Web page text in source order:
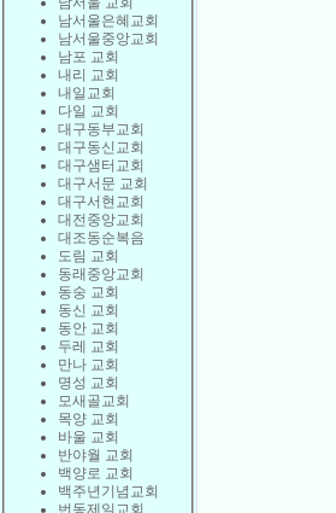
남서울은혜교회
남서울중앙교회
남포 교회
내리 교회
내일교회
다일 교회
대구동부교회
대구동신교회
대구샘터교회
대구서문 교회
대구서현교회
대전중앙교회
대조동순복음
도림 교회
동래중앙교회
동숭 교회
동신 교회
동안 교회
두레 교회
만나 교회
명성 교회
모새골교회
목양 교회
바울 교회
반야월 교회
백양로 교회
백주년기념교회
번동제일교회